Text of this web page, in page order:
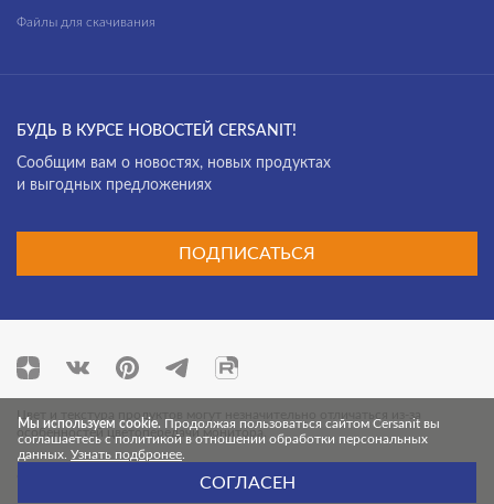
Файлы для скачивания
БУДЬ В КУРСЕ НОВОСТЕЙ CERSANIT!
Cообщим вам о новостях, новых продуктах
и выгодных предложениях
ПОДПИСАТЬСЯ
Цвет и текстура продуктов могут незначительно отличаться из-за
особенностей цветопередачи монитора.
© 2026 Cersanit. Все права защищены.
Мы используем cookie. Продолжая пользоваться сайтом Cersanit вы
соглашаетесь с политикой в отношении обработки персональных
данных. Узнать подбронее
СОГЛАСЕН